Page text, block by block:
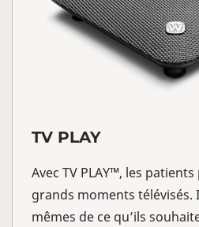
TV PLAY
Avec TV PLAY™, les
grands moments télévisés.
mêmes de ce qu’ils